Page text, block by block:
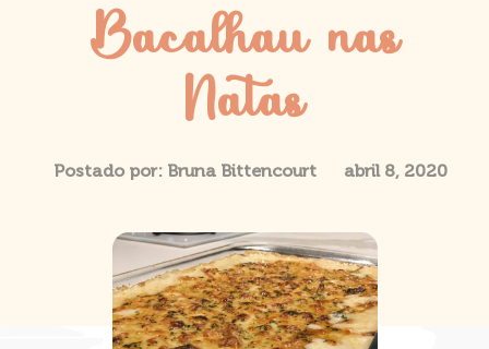
Bacalhau nas
Natas
Postado por:Bruna Bittencourt abril 8, 2020